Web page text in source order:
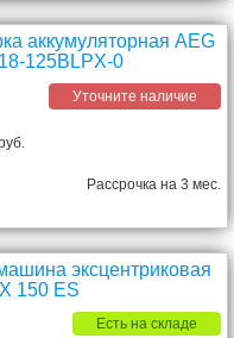
аккумуляторная AEG
125BLPX-0
Уточните наличие
Рассрочка на 3 мес.
эксцентриковая
150 ES
Есть на складе